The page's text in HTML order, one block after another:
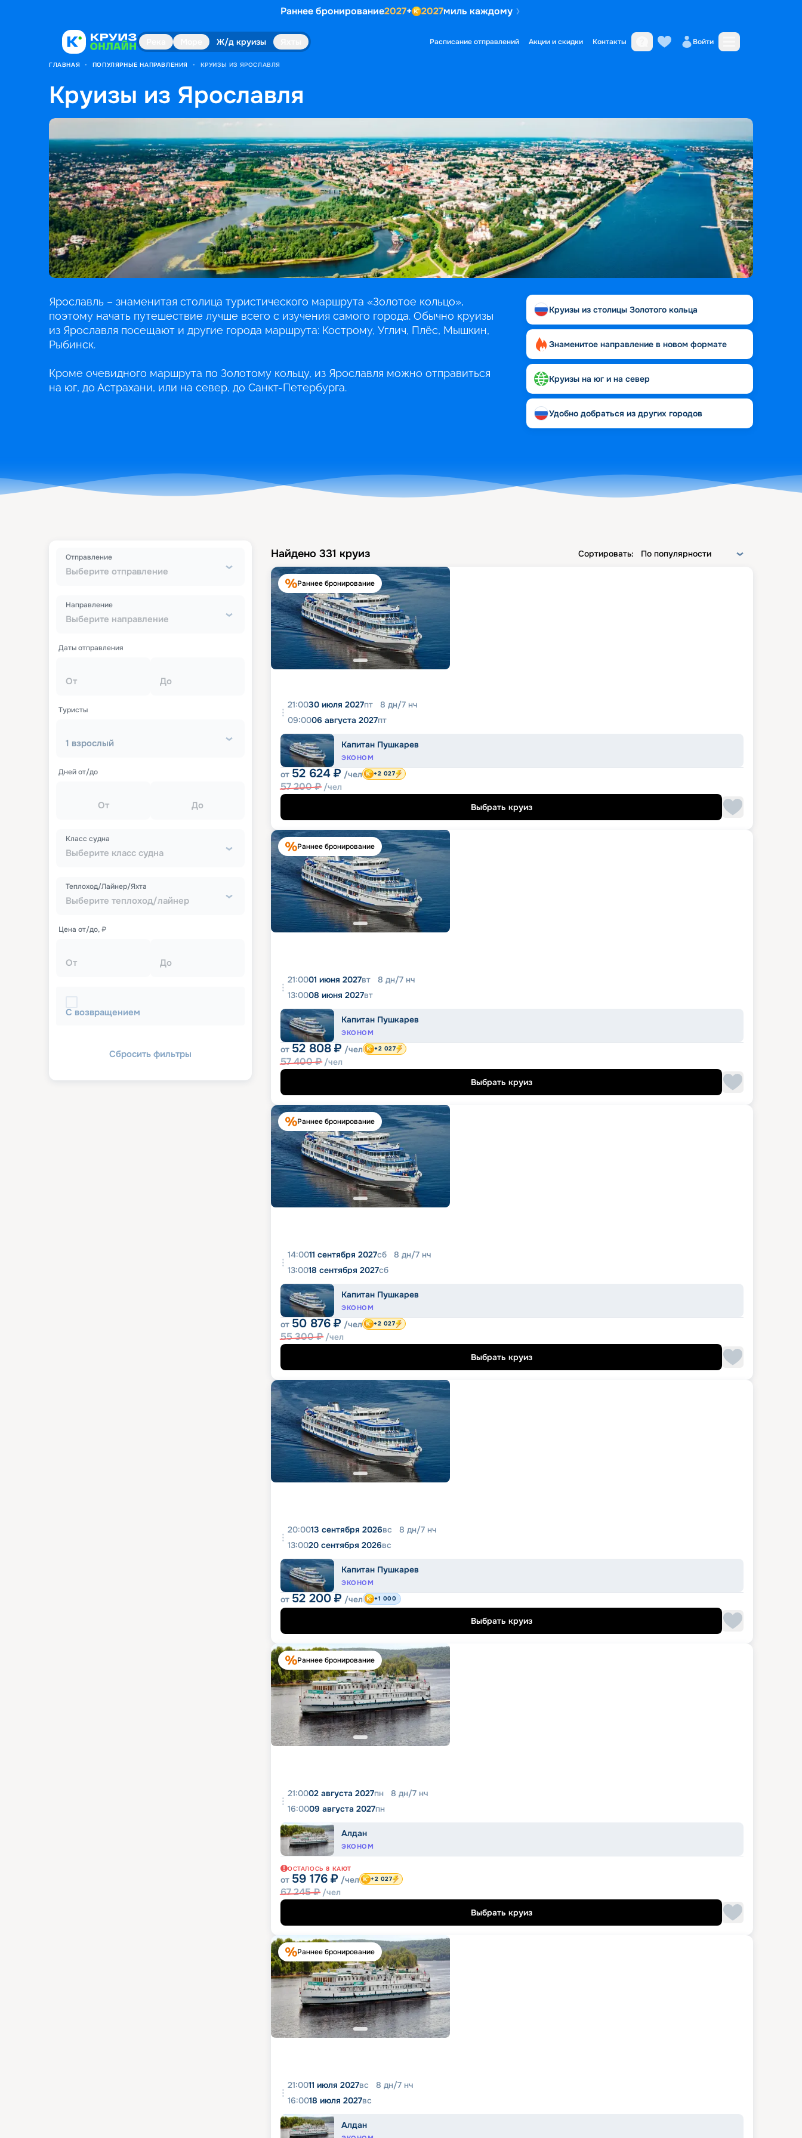
Раннее бронирование2027+ 2027миль каждому
Ж/д круизы Расписание отправлений Акции и скидки Контакты Войти
ГЛАВНАЯ • ПОПУЛЯРНЫЕ НАПРАВЛЕНИЯ • КРУИЗЫ ИЗ ЯРОСЛАВЛЯ
Круизы из Ярославля
Ярославль – знаменитая столица туристического маршрута «Золотое кольцо»,
поэтому начать путешествие лучше всего с изучения самого города. Обычно круизы
из Ярославля посещают и другие города маршрута: Кострому, Углич, Плёс, Мышкин,
Рыбинск.
Кроме очевидного маршрута по Золотому кольцу, из Ярославля можно отправиться
на юг, до Астрахани, или на север, до Санкт-Петербурга.
Круизы из столицы Золотого кольца
Знаменитое направление в новом формате
Круизы на юг и на север
Удобно добраться из других городов
Выберите отправление
Отправление
Выберите направление
Направление
Даты отправления
От До
Туристы
1 взрослый
Дней от/до
От До
Выберите класс судна
Класс судна
Выберите теплоход/лайнер
Теплоход/Лайнер/Яхта
Цена от/до, ₽
От До
С возвращением
Сбросить фильтры
Найдено 331 круиз Сортировать: По популярности
Раннее бронирование
21:0030 июля 2027пт 8 дн/7 нч
09:0006 августа 2027пт
Капитан Пушкарев
ЭКОНОМ
от 52 624 ₽ /чел
57 200₽ /чел
+2 027
Выбрать круиз
Раннее бронирование
21:0001 июня 2027вт 8 дн/7 нч
13:0008 июня 2027вт
Капитан Пушкарев
ЭКОНОМ
от 52 808 ₽ /чел
57 400₽ /чел
+2 027
Выбрать круиз
Раннее бронирование
14:0011 сентября 2027сб 8 дн/7 нч
13:0018 сентября 2027сб
Капитан Пушкарев
ЭКОНОМ
от 50 876 ₽ /чел
55 300₽ /чел
+2 027
Выбрать круиз
20:0013 сентября 2026вс 8 дн/7 нч
13:0020 сентября 2026вс
Капитан Пушкарев
ЭКОНОМ
от 52 200 ₽ /чел +1 000
Выбрать круиз
Раннее бронирование
21:0002 августа 2027пн 8 дн/7 нч
16:0009 августа 2027пн
Алдан
ЭКОНОМ
ОСТАЛОСЬ 8 КАЮТ
от 59 176 ₽ /чел
67 245₽ /чел
+2 027
Выбрать круиз
Раннее бронирование
21:0011 июля 2027вс 8 дн/7 нч
16:0018 июля 2027вс
Алдан